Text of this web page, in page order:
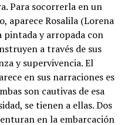
Para socorrerla en un
aparece Rosalila (Lorena
pintada y arropada con
a través de sus
y supervivencia. El
en sus narraciones es
son cautivas de esa
se tienen a ellas. Dos
en la embarcación